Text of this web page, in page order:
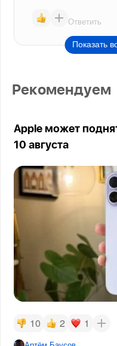
Ответить
Показать
Рекомендуем
Apple может
10 августа
10 2 1